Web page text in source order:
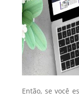
Então, se você